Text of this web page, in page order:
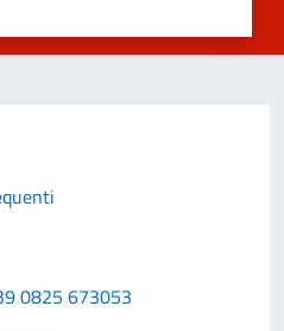
0825 673053